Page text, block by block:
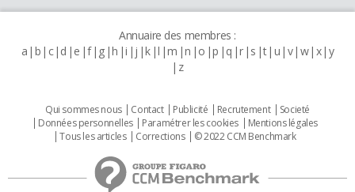
Annuaire des membres :
a b c d e f g h i j k l m n o p q r s t u v w x y
z
Qui sommes nous Contact Publicité Recrutement
Societé
Données personnelles
Paramétrer les cookies
Mentions légales
Tous les articles
Corrections © 2022 CCM Benchmark